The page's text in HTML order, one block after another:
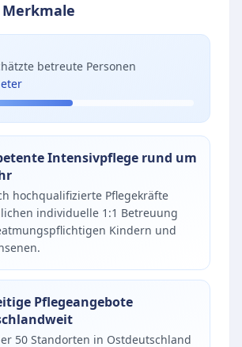
betreute Personen
Intensivpflege rund um
hochqualifizierte Pflegekräfte
individuelle 1:1 Betreuung
Kindern und
Pflegeangebote
50 Standorten in Ostdeutschland